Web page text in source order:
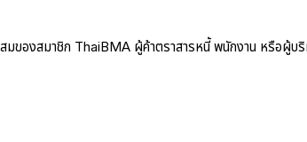
มของสมาชิก ThaiBMA ผู้ค้าตราสารหนี้ พนักงาน หรือผู้บ